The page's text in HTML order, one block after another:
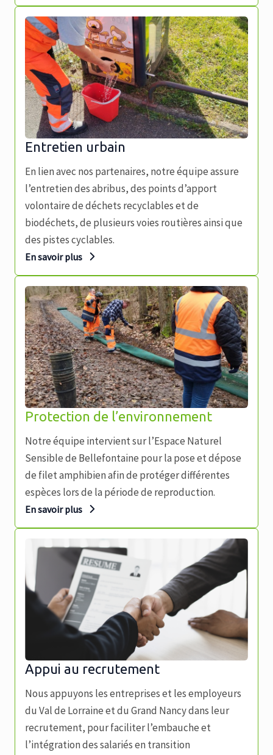
Entretien urbain
En lien avec nos partenaires, notre équipe assure
l’entretien des abribus, des points d’apport
volontaire de déchets recyclables et de
biodéchets, de plusieurs voies routières ainsi que
des pistes cyclables.
En savoir plus
Protection de l’environnement
Notre équipe intervient sur l’Espace Naturel
Sensible de Bellefontaine pour la pose et dépose
de filet amphibien afin de protéger différentes
espèces lors de la période de reproduction.
En savoir plus
Appui au recrutement
Nous appuyons les entreprises et les employeurs
du Val de Lorraine et du Grand Nancy dans leur
recrutement, pour faciliter l’embauche et
l’intégration des salariés en transition